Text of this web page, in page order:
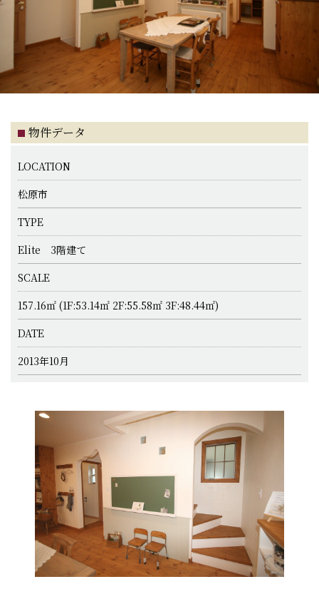
物件データ
LOCATION
松原市
TYPE
Elite 3階建て
SCALE
157.16㎡ (1F:53.14㎡ 2F:55.58㎡ 3F:48.44㎡)
DATE
2013年10月